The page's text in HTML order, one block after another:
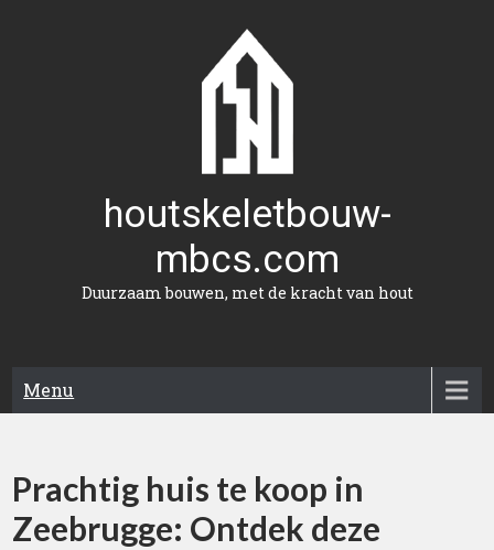
houtskeletbouw-
mbcs.com
Duurzaam bouwen, met de kracht van hout
Menu
Prachtig huis te koop in
Zeebrugge: Ontdek deze